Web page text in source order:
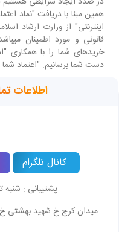
همین مبنا با دریافت "نماد
اینترنتی" از وزارت ارشاد
قانونی و مورد اطمینان
خریدهای شما را با
دست شما برسانیم. "اعتماد
اطلاعات
کانال تلگرام
پشتیبانی : شنبه تا